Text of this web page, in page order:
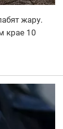
жару.
крае 10